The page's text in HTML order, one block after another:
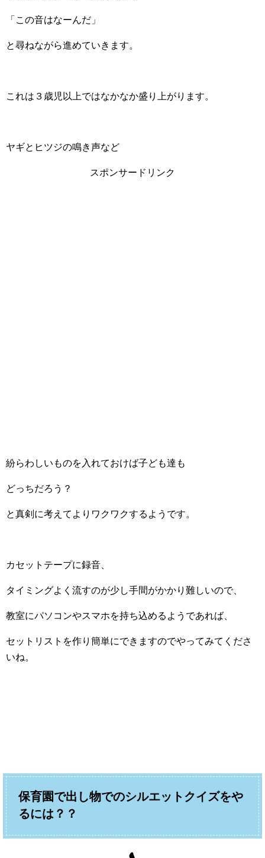
「この音はなーんだ」
と尋ねながら進めていきます。
これは３歳児以上ではなかなか盛り上がります。
ヤギとヒツジの鳴き声など
スポンサードリンク
紛らわしいものを入れておけば子ども達も
どっちだろう？
と真剣に考えてよりワクワクするようです。
カセットテープに録音、
タイミングよく流すのが少し手間がかかり難しいので、
教室にパソコンやスマホを持ち込めるようであれば、
セットリストを作り簡単にできますのでやってみてくださ
いね。
保育園で出し物でのシルエットクイズをや
るには？？